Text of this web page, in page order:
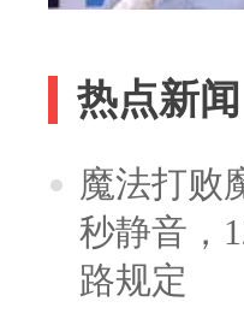
热点新闻
魔法打败
秒静音，
路规定